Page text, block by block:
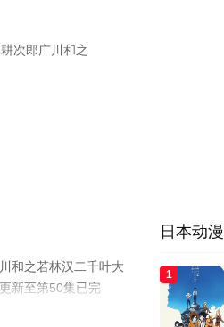
次郎广川和之
和之若林汉二千叶大
新至第50集已完
等平台了解。
日本动
1